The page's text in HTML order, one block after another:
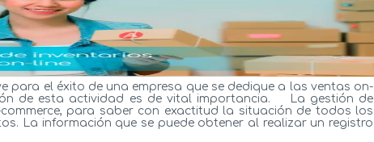
para el éxito de una empresa que se dedique a las ventas on-
de esta actividad es de vital importancia. La gestión de
para saber con exactitud la situación de todos los
La información que se puede obtener al realizar un registro